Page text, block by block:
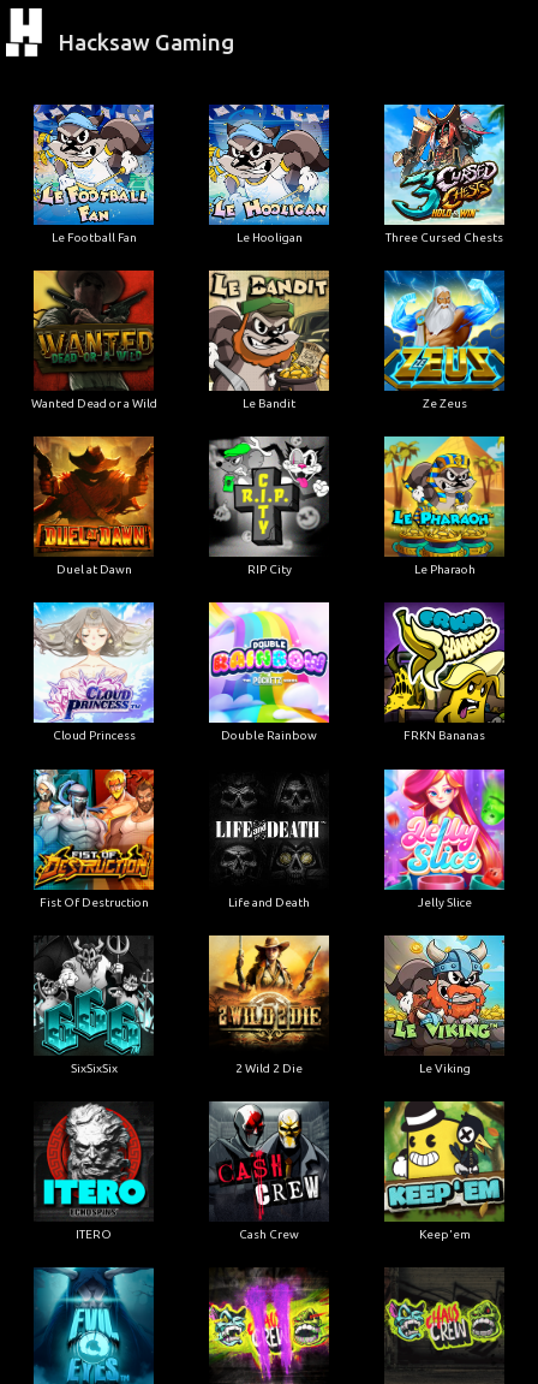
Hacksaw Gaming
Le Football Fan Le Hooligan Three Cursed Chests
Wanted Dead or a Wild Le Bandit Ze Zeus
Duel at Dawn RIP City Le Pharaoh
Cloud Princess Double Rainbow FRKN Bananas
Fist Of Destruction Life and Death Jelly Slice
SixSixSix 2 Wild 2 Die Le Viking
ITERO Cash Crew Keep'em